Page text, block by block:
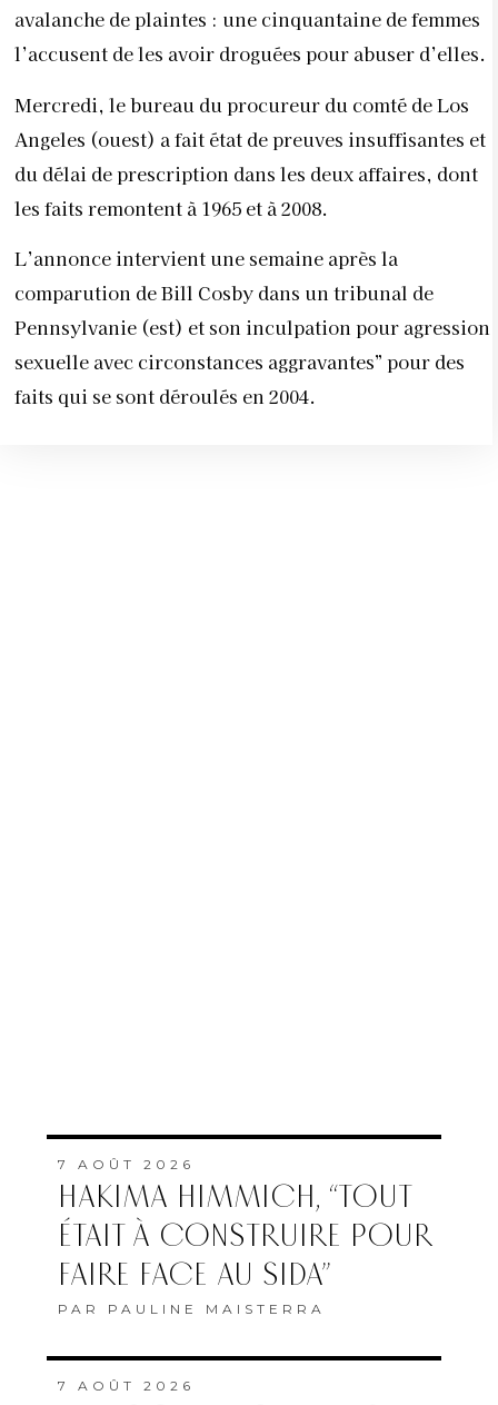
avalanche de plaintes : une cinquantaine de femmes
l’accusent de les avoir droguées pour abuser d’elles.
Mercredi, le bureau du procureur du comté de Los
Angeles (ouest) a fait état de preuves insuffisantes et
du délai de prescription dans les deux affaires, dont
les faits remontent à 1965 et à 2008.
L’annonce intervient une semaine après la
comparution de Bill Cosby dans un tribunal de
Pennsylvanie (est) et son inculpation pour agression
sexuelle avec circonstances aggravantes” pour des
faits qui se sont déroulés en 2004.
7 AOÛT 2026
HAKIMA HIMMICH, “TOUT
ÉTAIT À CONSTRUIRE POUR
FAIRE FACE AU SIDA”
PAR PAULINE MAISTERRA
7 AOÛT 2026